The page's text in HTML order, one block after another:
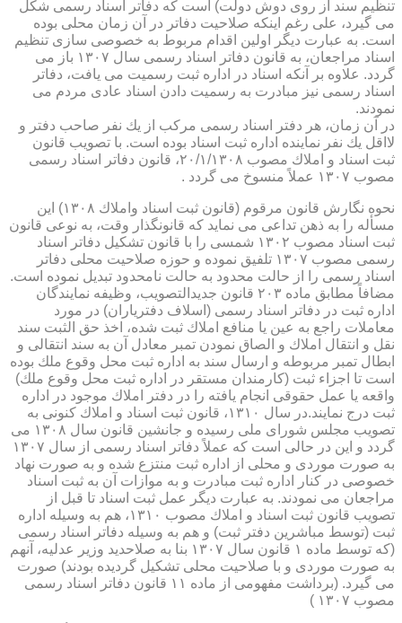
تنظیم سند از روی دوش دولت) است كه دفاتر اسناد رسمی شكل
می گیرد، علی رغم اینكه صلاحیت دفاتر در آن زمان محلی بوده
است. به عبارت دیگر اولین اقدام مربوط به خصوصی سازی تنظیم
اسناد مراجعان، به قانون دفاتر اسناد رسمی سال ۱۳۰۷ باز می
گردد. علاوه بر آنكه اسناد در اداره ثبت رسمیت می یافت، دفاتر
اسناد رسمی نیز مبادرت به رسمیت دادن اسناد عادی مردم می
نمودند.
در آن زمان، هر دفتر اسناد رسمی مركب از یك نفر صاحب دفتر و
لااقل یك نفر نماینده اداره ثبت اسناد بوده است. با تصویب قانون
ثبت اسناد و املاك مصوب ۲۰/۱/۱۳۰۸، قانون دفاتر اسناد رسمی
مصوب ۱۳۰۷ عملاً منسوخ می گردد .
نحوه نگارش قانون مرقوم (قانون ثبت اسناد واملاك ۱۳۰۸) این
مسأله را به ذهن تداعی می نماید كه قانونگذار وقت، به نوعی قانون
ثبت اسناد مصوب ۱۳۰۲ شمسی را با قانون تشكیل دفاتر اسناد
رسمی مصوب ۱۳۰۷ تلفیق نموده و حوزه صلاحیت محلی دفاتر
اسناد رسمی را از حالت محدود به حالت نامحدود تبدیل نموده است.
مضافاً مطابق ماده ۲۰۳ قانون جدیدالتصویب، وظیفه نمایندگان
اداره ثبت در دفاتر اسناد رسمی (اسلاف دفتریاران) در مورد
معاملات راجع به عین یا منافع املاك ثبت شده، اخذ حق الثبت سند
نقل و انتقال املاك و الصاق نمودن تمبر معادل آن به سند انتقالی و
ابطال تمبر مربوطه و ارسال سند به اداره ثبت محل وقوع ملك بوده
است تا اجزاء ثبت (كارمندان مستقر در اداره ثبت محل وقوع ملك)
واقعه یا عمل حقوقی انجام یافته را در دفتر املاك موجود در اداره
ثبت درج نمایند.در سال ۱۳۱۰، قانون ثبت اسناد و املاك كنونی به
تصویب مجلس شورای ملی رسیده و جانشین قانون سال ۱۳۰۸ می
گردد و این در حالی است كه عملاً دفاتر اسناد رسمی از سال ۱۳۰۷
به صورت موردی و محلی از اداره ثبت منتزع شده و به صورت نهاد
خصوصی در كنار اداره ثبت مبادرت و به موازات آن به ثبت اسناد
مراجعان می نمودند. به عبارت دیگر عمل ثبت اسناد تا قبل از
تصویب قانون ثبت اسناد و املاك مصوب ۱۳۱۰، هم به وسیله اداره
ثبت (توسط مباشرین دفتر ثبت) و هم به وسیله دفاتر اسناد رسمی
(كه توسط ماده ۱ قانون سال ۱۳۰۷ بنا به صلاحدید وزیر عدلیه، آنهم
به صورت موردی و با صلاحیت محلی تشكیل گردیده بودند) صورت
می گیرد. (برداشت مفهومی از ماده ۱۱ قانون دفاتر اسناد رسمی
مصوب ۱۳۰۷ )